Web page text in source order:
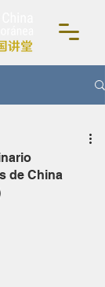
de China